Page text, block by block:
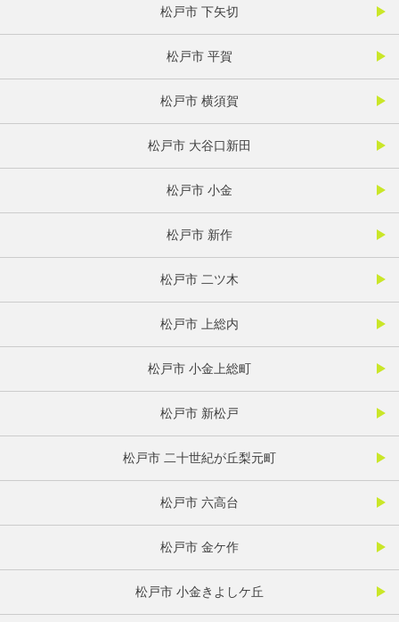
松戸市 下矢切
松戸市 平賀
松戸市 横須賀
松戸市 大谷口新田
松戸市 小金
松戸市 新作
松戸市 二ツ木
松戸市 上総内
松戸市 小金上総町
松戸市 新松戸
松戸市 二十世紀が丘梨元町
松戸市 六高台
松戸市 金ケ作
松戸市 小金きよしケ丘